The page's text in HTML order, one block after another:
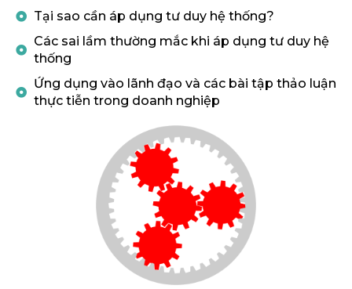
Tại sao cần áp dụng tư duy hệ thống?
Các sai lầm thường mắc khi áp dụng tư duy hệ
thống
Ứng dụng vào lãnh đạo và các bài tập thảo luận
thực tiễn trong doanh nghiệp